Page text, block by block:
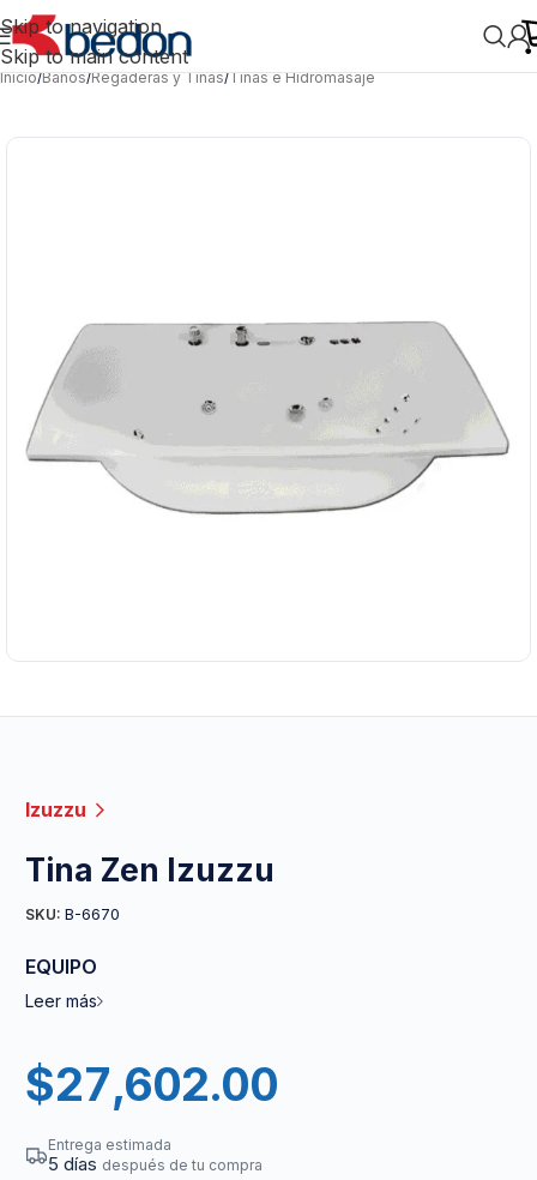
Skip to navigation
Skip to main content
Inicio/Baños/Regaderas y Tinas/Tinas e Hidromasaje
Izuzzu
Tina Zen Izuzzu
SKU: B-6670
EQUIPO
Leer más
$27,602.00
Entrega estimada
5 días después de tu compra